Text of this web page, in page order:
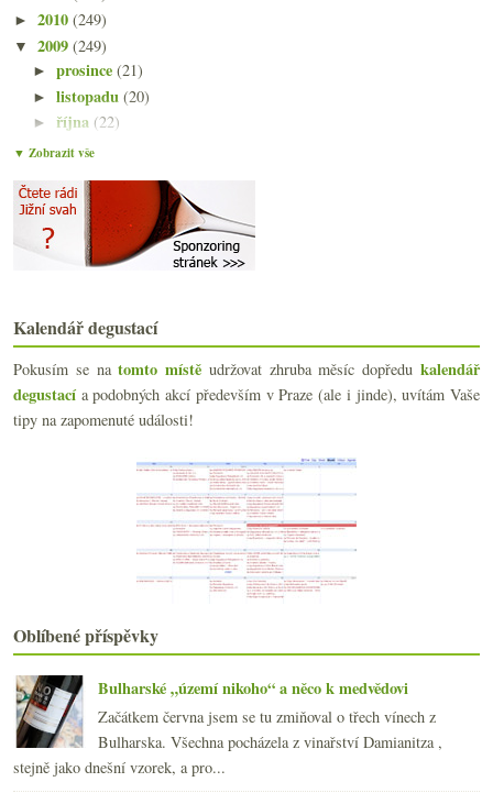
► 2010 (249)
▼ 2009 (249)
►prosince(21)
►listopadu(20)
►října (22)
►září(21)
►července
► června (22)
► května (20)
Pět piv do klobouku
S grácií filmové hvězdy
O hledání starorůžové
Civilizace v reálném čase
Terroir, vinař a jeden pěkný Mâcon
Pepíkova bordó směska z Brazílie
Někdy příběh nestačí
Výsledky ankety „tichá růžová vína…“
Levně ale bez nadšení
Povelikonoční vinný telegram
Podvečer, večeře a ráno s víny Leroy
Počasí ničí pracovní morálku!
Už je to tu zas, En Primeur čas…
Vlašáček a červený naturvín
Výsledky ankety „Víno nejčastěji nakupuji…“
Staré dobré příběhy s vůní rašeliny
Přichází velká změna
▼ Zobrazit vše
Kalendář degustací
Pokusím se natomto místě udržovat zhruba měsíc dopředukalendář
degustacía podobných akcí především v Praze (ale i jinde), uvítám Vaše
tipy na zapomenuté události!
Oblíbené příspěvky
Bulharské „území nikoho“ a něco k medvědovi
Začátkem června jsem se tu zmiňoval o třech vínech z
Bulharska. Všechna pocházela z vinařství Damianitza ,
stejně jako dnešní vzorek, a pro...